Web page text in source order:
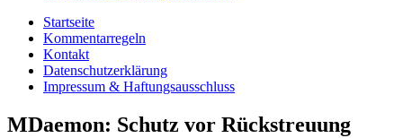
Startseite
Kommentarregeln
Kontakt
Datenschutzerklärung
Impressum & Haftungsausschluss
MDaemon: Schutz vor Rückstreuung